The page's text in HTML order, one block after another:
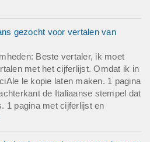
gezocht voor vertalen van
Beste vertaler, ik moet
met het cijferlijst. Omdat ik in
le kopie laten maken. 1 pagina
de Italiaanse stempel dat
1 pagina met cijferlijst en